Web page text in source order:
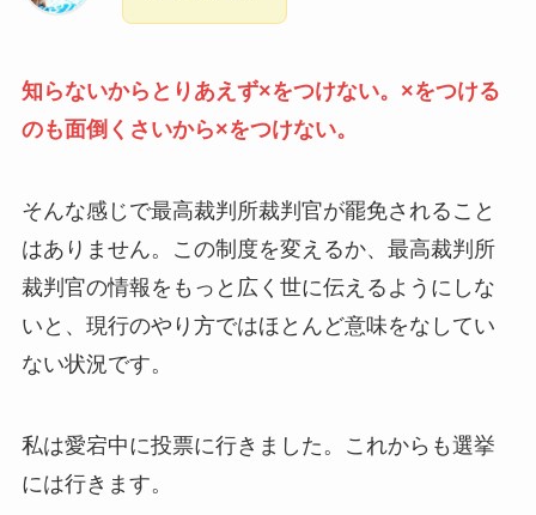
知らないからとりあえず×をつけない。×をつける
のも面倒くさいから×をつけない。
そんな感じで最高裁判所裁判官が罷免されること
はありません。この制度を変えるか、最高裁判所
裁判官の情報をもっと広く世に伝えるようにしな
いと、現行のやり方ではほとんど意味をなしてい
ない状況です。
私は愛宕中に投票に行きました。これからも選挙
には行きます。